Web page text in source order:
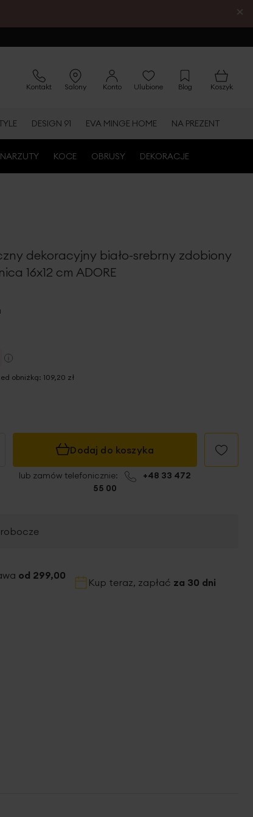
×
Kontakt Salony Konto Ulubione Blog Koszyk
DESIGN 91 EVA MINGE HOME NA PREZENT
NARZUTY KOCE OBRUSY DEKORACJE
dekoracyjny biało-srebrny zdobiony
16x12 cm ADORE
obniżką: 109,20 zł
Dodaj do koszyka
lub zamów telefonicznie:
+48 33 472
55 00
robocze
od 299,00
Kup teraz, zapłać za 30 dni